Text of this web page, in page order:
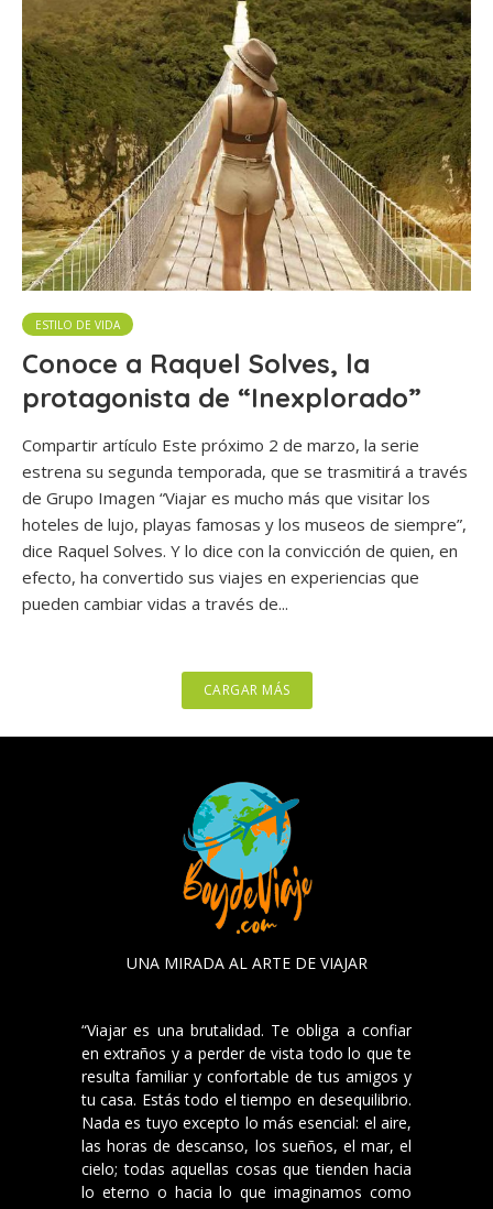
ESTILO DE VIDA
Conoce a Raquel Solves, la
protagonista de “Inexplorado”
Compartir artículo Este próximo 2 de marzo, la serie
estrena su segunda temporada, que se trasmitirá a través
de Grupo Imagen “Viajar es mucho más que visitar los
hoteles de lujo, playas famosas y los museos de siempre”,
dice Raquel Solves. Y lo dice con la convicción de quien, en
efecto, ha convertido sus viajes en experiencias que
pueden cambiar vidas a través de...
CARGAR MÁS
UNA MIRADA AL ARTE DE VIAJAR
“Viajar es una brutalidad. Te obliga a confiar
en extraños y a perder de vista todo lo que te
resulta familiar y confortable de tus amigos y
tu casa. Estás todo el tiempo en desequilibrio.
Nada es tuyo excepto lo más esencial: el aire,
las horas de descanso, los sueños, el mar, el
cielo; todas aquellas cosas que tienden hacia
lo eterno o hacia lo que imaginamos como